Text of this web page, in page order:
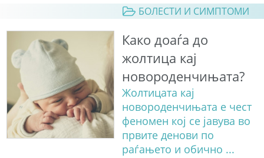
БОЛЕСТИ И СИМПТОМИ
Како доаѓа до
жолтица кај
новороденчињата?
Жолтицата кај
новороденчињата е чест
феномен кој се јавува во
првите денови по
раѓањето и обично ...